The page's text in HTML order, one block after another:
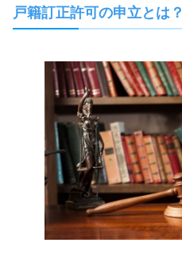
戸籍訂正許可の申立とは？